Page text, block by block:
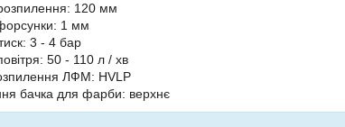
120 мм
1 мм
3 - 4 бар
50 - 110 л / хв
ЛФМ: HVLP
бачка для фарби: верхнє